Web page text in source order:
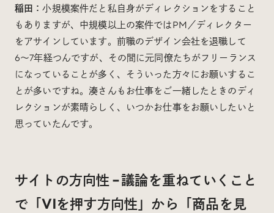
稲田：小規模案件だと私自身がディレクションをすること
もありますが、中規模以上の案件ではPM／ディレクター
をアサインしています。前職のデザイン会社を退職して
6〜7年経つんですが、その間に元同僚たちがフリーランス
になっていることが多く、そういった方々にお願いするこ
とが多いですね。湊さんもお仕事をご一緒したときのディ
レクションが素晴らしく、いつかお仕事をお願いしたいと
思っていたんです。
サイトの方向性 – 議論を重ねていくこと
で「VIを押す方向性」から「商品を見